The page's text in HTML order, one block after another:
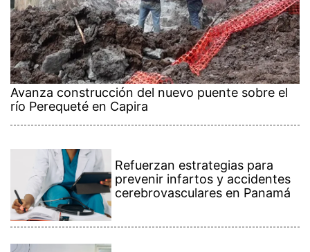
Avanza construcción del nuevo puente sobre el
río Perequeté en Capira
Refuerzan estrategias para
prevenir infartos y accidentes
cerebrovasculares en Panamá